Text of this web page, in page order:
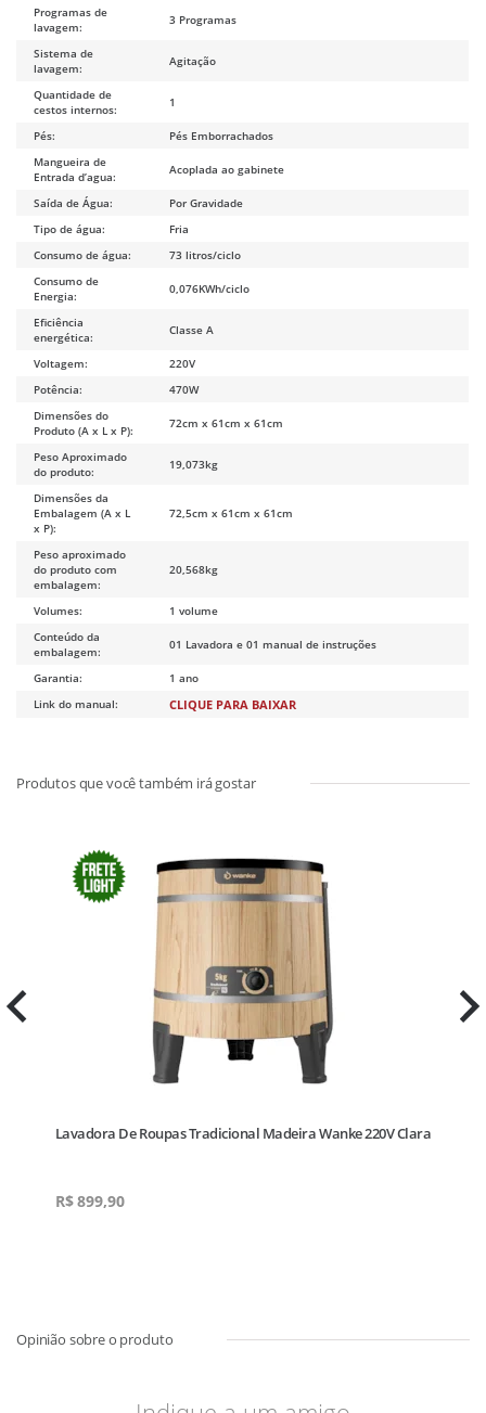
Programas de
lavagem:
3 Programas
Sistema de
lavagem:
Agitação
Quantidade de
cestos internos:
1
Pés:
Pés Emborrachados
Mangueira de
Entrada d’agua:
Acoplada ao gabinete
Saída de Água:
Por Gravidade
Tipo de água:
Fria
Consumo de água:
73 litros/ciclo
Consumo de
Energia:
0,076KWh/ciclo
Eficiência
energética:
Classe A
Voltagem:
220V
Potência:
470W
Dimensões do
Produto (A x L x P):
72cm x 61cm x 61cm
Peso Aproximado
do produto:
19,073kg
Dimensões da
Embalagem (A x L
x P):
72,5cm x 61cm x 61cm
Peso aproximado
do produto com
embalagem:
20,568kg
Volumes:
1 volume
Conteúdo da
embalagem:
01 Lavadora e 01 manual de instruções
Garantia:
1 ano
Link do manual:
CLIQUE PARA BAIXAR
Lavadora De Roupas Tradicional Madeira Wanke 220V Clara
R$899,90